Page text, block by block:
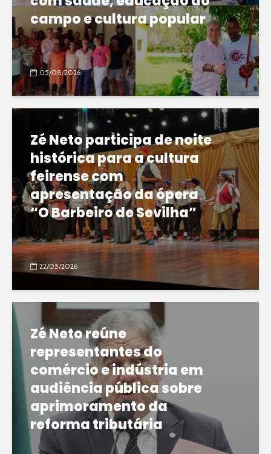
campo e cultura popular
05/08/2026
Zé Neto participa de noite
histórica para a cultura
feirense com
apresentação da ópera
“O Barbeiro de Sevilha”
22/05/2026
Zé Neto reúne
representantes do
comércio e indústria em
audiência pública sobre
aprimoramento da
reforma tributária